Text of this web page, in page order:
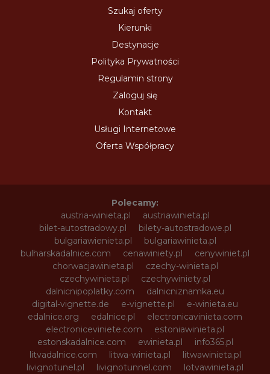
Szukaj oferty
Kierunki
Destynacje
Polityka Prywatności
Regulamin strony
Zaloguj się
Kontakt
Usługi Internetowe
Oferta Współpracy
Polecamy:
austria-winieta.pl
austriawinieta.pl
bilet-autostradowy.pl
bilety-autostradowe.pl
bulgariawienieta.pl
bulgariawinieta.pl
bulharskadalnice.com
cenawiniety.pl
cenywiniet.pl
chorwacjawinieta.pl
czechy-winieta.pl
czechywinieta.pl
czechywiniety.pl
dalnicnipoplatky.com
dalnicniznamka.eu
digital-vignette.de
e-vignette.pl
e-winieta.eu
edalnice.org
edalnice.pl
electronicavinieta.com
electroniceviniete.com
estoniawinieta.pl
estonskadalnice.com
ewinieta.pl
info365.pl
litvadalnice.com
litwa-winieta.pl
litwawinieta.pl
livignotunel.pl
livignotunnel.com
lotvawinieta.pl